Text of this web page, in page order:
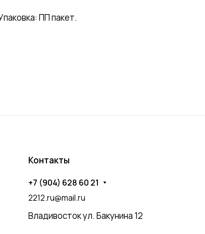
ПП пакет.
Контакты
+7 (904) 628 60 21
2212.ru@mail.ru
Владивосток ул. Бакунина 12